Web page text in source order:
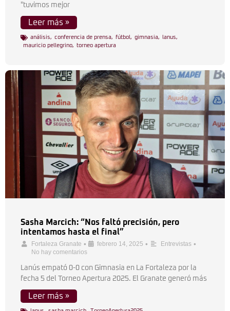
"tuvimos mejor
Leer más »
análisis, conferencia de prensa, fútbol , gimnasia, lanus,
mauricio pellegrino, torneo apertura
Sasha Marcich: “Nos faltó precisión, pero
intentamos hasta el final”
Fortaleza Granate • febrero 14, 2025 • Entrevistas •
No hay comentarios
Lanús empató 0-0 con Gimnasia en La Fortaleza por la
fecha 5 del Torneo Apertura 2025. El Granate generó más
Leer más »